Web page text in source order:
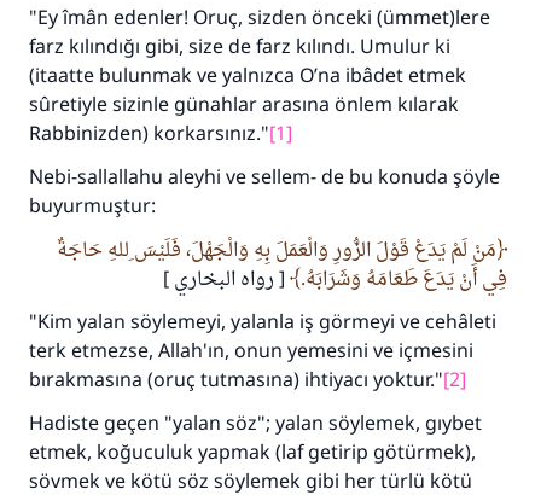
"Ey îmân edenler! Oruç, sizden önceki (ümmet)lere
farz kılındığı gibi, size de farz kılındı. Umulur ki
(itaatte bulunmak ve yalnızca O’na ibâdet etmek
sûretiyle sizinle günahlar arasına önlem kılarak
Rabbinizden) korkarsınız."[1]
Nebi-sallallahu aleyhi ve sellem- de bu konuda şöyle
buyurmuştur:
مَنْ لَمْ يَدَعْ قَوْلَ الزُّورِ وَالْعَمَلَ بِهِ وَالْجَهْلَ، فَلَيْسَ ِللهِ حَاجَةٌ
فِي أَنْ يَدَعَ طَعَامَهُ وَشَرَابَهُ.
[ رواه البخاري ]
"Kim yalan söylemeyi, yalanla iş görmeyi ve cehâleti
terk etmezse, Allah'ın, onun yemesini ve içmesini
bırakmasına (oruç tutmasına) ihtiyacı yoktur."[2]
Hadiste geçen "yalan söz"; yalan söylemek, gıybet
etmek, koğuculuk yapmak (laf getirip götürmek),
sövmek ve kötü söz söylemek gibi her türlü kötü